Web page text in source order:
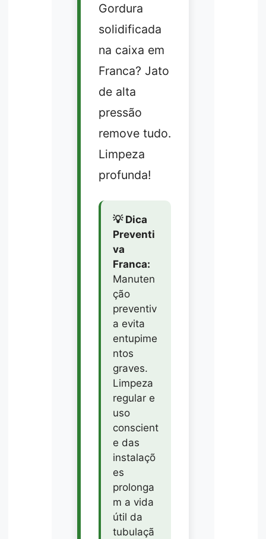
Gordura
solidificada
na caixa em
Franca? Jato
de alta
pressão
remove tudo.
Limpeza
profunda!
💡 Dica
Preventi
va
Franca:
Manuten
ção
preventiv
a evita
entupime
ntos
graves.
Limpeza
regular e
uso
conscient
e das
instalaçõ
es
prolonga
m a vida
útil da
tubulaçã